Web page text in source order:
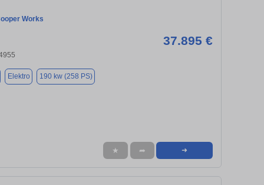
Works
37.895 €
Elektro 190 kw (258 PS)
★ ➦ ➜